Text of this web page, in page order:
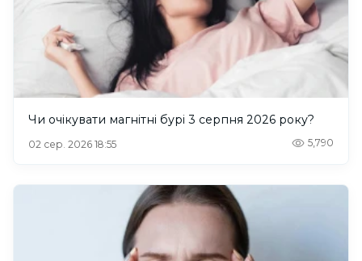
Чи очікувати магнітні бурі 3 серпня 2026 року?
02 сер. 2026 18:55 5,790